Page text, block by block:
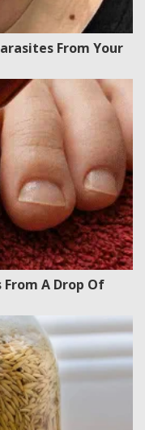
From Your
From A Drop Of